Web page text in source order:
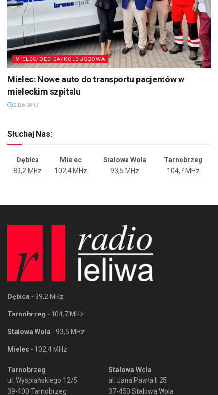
MIELEC/DĘBICA/KOLBUSZOWA
Mielec: Nowe auto do transportu pacjentów w
mieleckim szpitalu
2026-08-07
Słuchaj Nas:
Dębica Mielec Stalowa Wola
Tarnobrzeg
89,2 MHz
102,4 MHz 93,5 MHz 104,7 MHz
Dębica - 89,2 MHz
Tarnobrzeg - 104,7 MHz
Stalowa Wola - 93,5 MHz
Mielec - 102,4 MHz
Tarnobrzeg
ul. Wyspiańskiego 12/5
39-400 Tarnobrzeg
Stalowa Wola
al. Jana Pawła II 25
37-450 Stalowa Wola